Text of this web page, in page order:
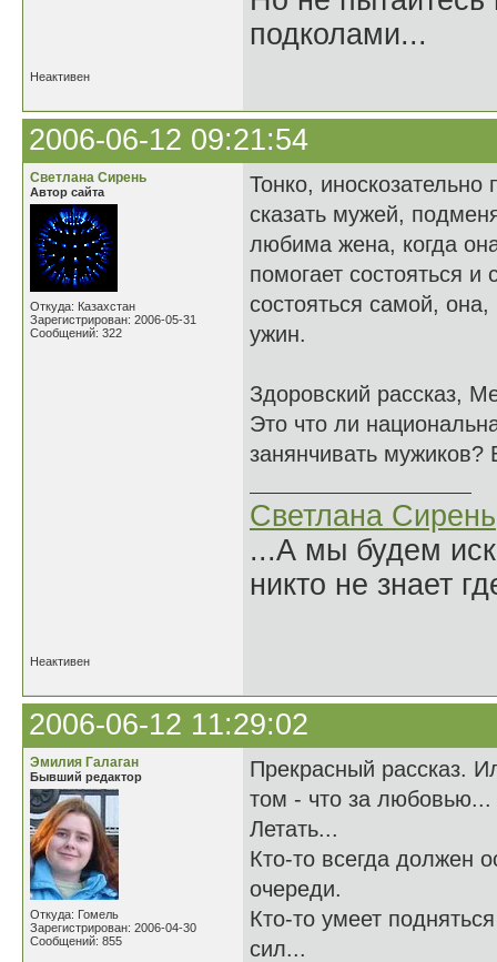
подколами...
Неактивен
2006-06-12 09:21:54
Светлана Сирень
Автор сайта
Откуда: Казахстан
Зарегистрирован: 2006-05-31
Сообщений: 322
Тонко,
сказать мужей,
любима жена, когда
помогает состояться
состояться самой,
ужин.
Здоровский рассказ,
Это что ли
занянчивать
Светлана Сирень
...А мы будем
никто не знает
Неактивен
2006-06-12 11:29:02
Эмилия Галаган
Бывший редактор
Откуда: Гомель
Зарегистрирован: 2006-04-30
Сообщений: 855
Прекрасный рассказ.
том - что за любовью...
Летать...
Кто-то всегда должен
очереди.
Кто-то умеет
сил...